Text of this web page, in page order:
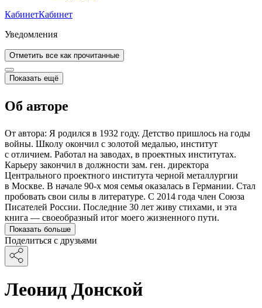
КабинетКабинет
Уведомления
Отметить все как прочитанные
Показать ещё
Об авторе
От автора: Я родился в 1932 году. Детство пришлось на годы
войны. Школу окончил с золотой медалью, институт
с отличием. Работал на заводах, в проектных институтах.
Карьеру закончил в должности зам. ген. директора
Центрального проектного института черной металлургии
в Москве. В начале 90-х моя семья оказалась в Германии. Стал
пробовать свои силы в литературе. С 2014 года член Союза
Писателей России. Последние 30 лет живу стихами, и эта
книга — своеобразный итог моего жизненного пути.
Показать больше
Поделиться с друзьями
Леонид Донской